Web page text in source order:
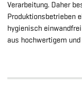
Verarbeitung. Daher
Produktionsbetrieben
hygienisch
aus hochwertigem